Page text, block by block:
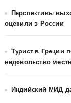
Перспективы
оценили в России
Турист в
недовольство
Индийский МИД